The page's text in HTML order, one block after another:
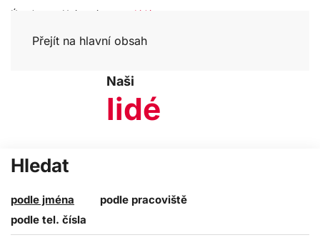
Přejít na hlavní obsah
Úvod Univerzita Lidé
Naši
lidé
Hledat
podle jména
podle pracoviště
podle tel. čísla